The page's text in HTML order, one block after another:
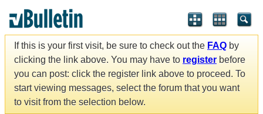
If this is your first visit, be sure to check out the FAQ by
clicking the link above. You may have to register before
you can post: click the register link above to proceed. To
start viewing messages, select the forum that you want
to visit from the selection below.